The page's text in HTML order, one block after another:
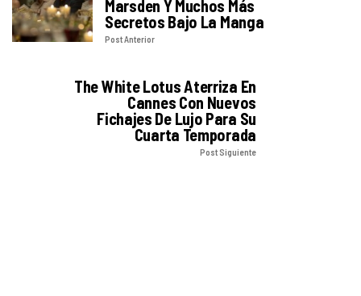
Marsden Y Muchos Más
Secretos Bajo La Manga
Post Anterior
The White Lotus Aterriza En
Cannes Con Nuevos
Fichajes De Lujo Para Su
Cuarta Temporada
Post Siguiente